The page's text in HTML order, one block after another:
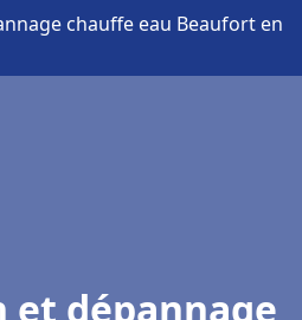
chauffe eau Beaufort en
dépannage